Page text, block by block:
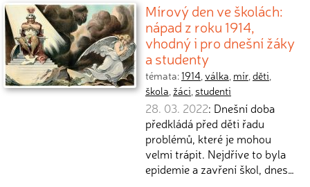
Mírový den ve školách:
nápad z roku 1914,
vhodný i pro dnešní žáky
a studenty
témata:1914,válka, mír,děti,
škola, žáci, studenti
28. 03. 2022: Dnešní doba
předkládá před děti řadu
problémů, které je mohou
velmi trápit. Nejdříve to byla
epidemie a zavření škol, dnes…